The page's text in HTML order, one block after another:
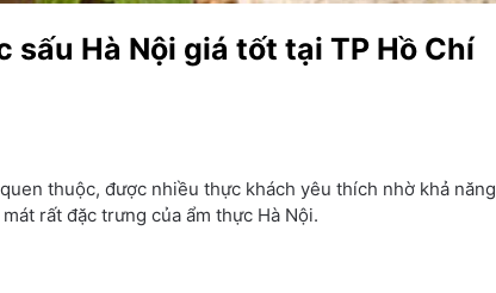
Hà Nội giá tốt tại TP Hồ Chí
thuộc, được nhiều thực khách yêu thích nhờ khả năng
rất đặc trưng của ẩm thực Hà Nội.